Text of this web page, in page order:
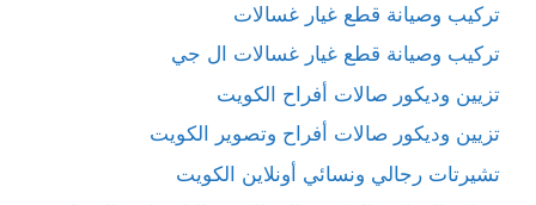
تركيب وصيانة قطع غيار غسالات
تركيب وصيانة قطع غيار غسالات ال جي
تزيين وديكور صالات أفراح الكويت
تزيين وديكور صالات أفراح وتصوير الكويت
تشيرتات رجالي ونسائي أونلاين الكويت